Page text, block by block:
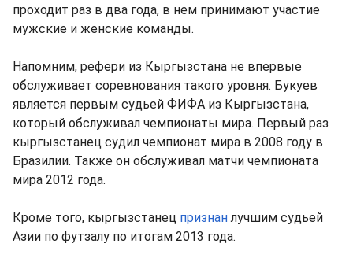
проходит раз в два года, в нем принимают участие
мужские и женские команды.
Напомним, рефери из Кыргызстана не впервые
обслуживает соревнования такого уровня. Букуев
является первым судьей ФИФА из Кыргызстана,
который обслуживал чемпионаты мира. Первый раз
кыргызстанец судил чемпионат мира в 2008 году в
Бразилии. Также он обслуживал матчи чемпионата
мира 2012 года.
Кроме того, кыргызстанец признанлучшим судьей
Азии по футзалу по итогам 2013 года.